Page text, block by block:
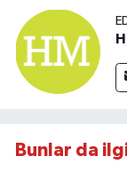
Bunlar da